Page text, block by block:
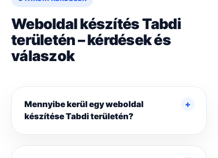
Weboldal készítés Tabdi
területén – kérdések és
válaszok
Mennyibe kerül egy weboldal
készítése Tabdi területén?